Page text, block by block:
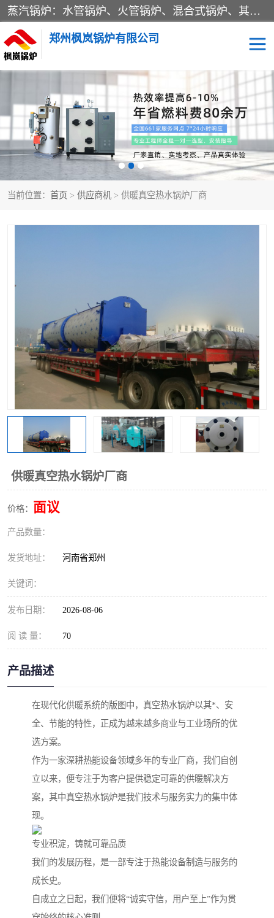
蒸汽锅炉：水管锅炉、火管锅炉、混合式锅炉、其他蒸汽锅炉； 热水锅炉：家用型集中供暖用热水锅炉、其他热水锅炉； 有机热载体锅炉； 船用蒸汽锅炉； （锅炉用辅助设备及装置）蒸汽冷凝器：表面冷凝器、混合式冷凝器、空冷式冷凝器、其他蒸汽冷凝器； 锅炉用辅助设备：节热器、蒸汽收集器、蓄能器、烟垢清除器、气体回收器、泥渣刮除器、空气预热器、其他锅炉用辅助设备；
郑州枫岚锅炉有限公司
当前位置： 首页 > 供应商机 > 供暖真空热水锅炉厂商
供暖真空热水锅炉厂商
价格： 面议
产品数量：
发货地址： 河南省郑州
关键词：
发布日期： 2026-08-06
阅 读 量： 70
产品描述
在现代化供暖系统的版图中，真空热水锅炉以其*、安
全、节能的特性，正成为越来越多商业与工业场所的优
选方案。
作为一家深耕热能设备领域多年的专业厂商，我们自创
立以来，便专注于为客户提供稳定可靠的供暖解决方
案，其中真空热水锅炉是我们技术与服务实力的集中体
现。
专业积淀，铸就可靠品质
我们的发展历程，是一部专注于热能设备制造与服务的
成长史。
自成立之日起，我们便将“诚实守信，用户至上”作为贯